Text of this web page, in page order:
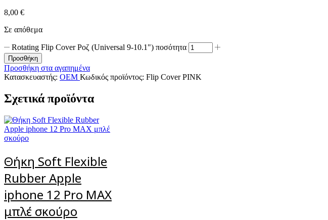
8,00 €
Σε απόθεμα
Rotating Flip Cover Ροζ (Universal 9-10.1") ποσότητα
Προσθήκη
Προσθήκη στα αγαπημένα
Κατασκευαστής: OEM Κωδικός προϊόντος: Flip Cover PINK
Σχετικά προϊόντα
Θήκη Soft Flexible
Rubber Apple
iphone 12 Pro MAX
μπλέ σκούρο